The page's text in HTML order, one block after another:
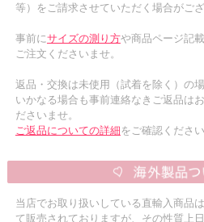
等）をご請求させていただく場合がござ
事前にサイズの測り方や商品ページ記
ご注文くださいませ。
返品・交換は未使用（試着を除く）の
いかなる場合も事前連絡なきご返品は
ださいませ。
ご返品についての詳細をご確認ください
当店でお取り扱いしている直輸入商品
て販売されておりますが、その性質上